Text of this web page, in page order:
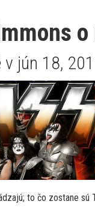
v jún 18,
to čo zostane sú